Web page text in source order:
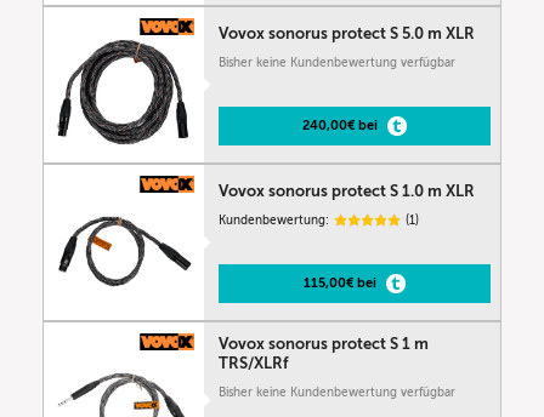
Vovox sonorus protect S 5.0 m XLR
Bisher keine Kundenbewertung verfügbar
240,00€ bei
Vovox sonorus protect S 1.0 m XLR
Kundenbewertung: (1)
115,00€ bei
Vovox sonorus protect S 1 m
TRS/XLRf
Bisher keine Kundenbewertung verfügbar